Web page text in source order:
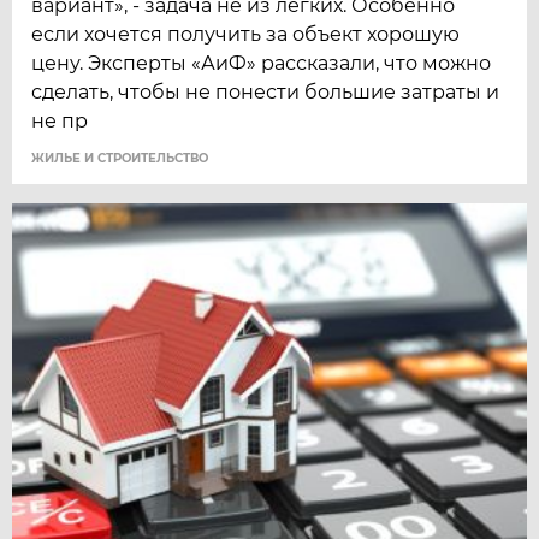
вариант», - задача не из легких. Особенно
если хочется получить за объект хорошую
цену. Эксперты «АиФ» рассказали, что можно
сделать, чтобы не понести большие затраты и
не пр
ЖИЛЬЕ И СТРОИТЕЛЬСТВО